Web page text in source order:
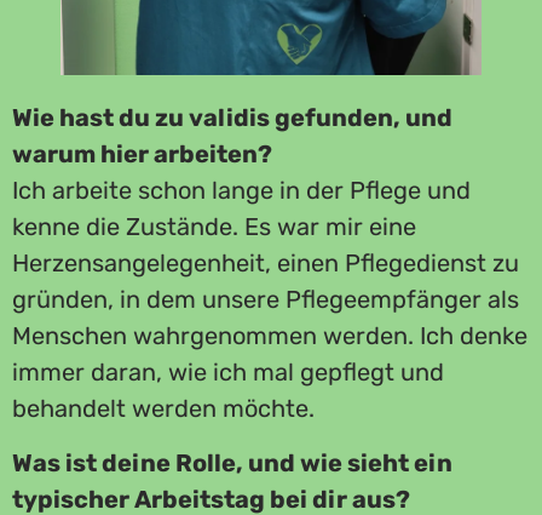
Wie hast du zu validis gefunden, und
warum hier arbeiten?
Ich arbeite schon lange in der Pflege und
kenne die Zustände. Es war mir eine
Herzensangelegenheit, einen Pflegedienst zu
gründen, in dem unsere Pflegeempfänger als
Menschen wahrgenommen werden. Ich denke
immer daran, wie ich mal gepflegt und
behandelt werden möchte.
Was ist deine Rolle, und wie sieht ein
typischer Arbeitstag bei dir aus?